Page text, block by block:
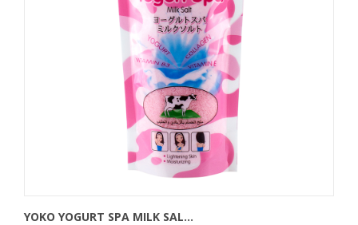
YOKO YOGURT SPA MILK SAL...